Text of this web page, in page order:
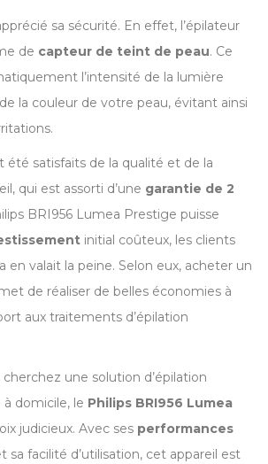
sa sécurité. En effet, l’épilateur
de capteur de teint de peau. Ce
l’intensité de la lumière
la couleur de votre peau, évitant ainsi
été satisfaits de la qualité et de la
qui est assorti d’une garantie de 2
BRI956 Lumea Prestige puisse
initial coûteux, les clients
en valait la peine. Selon eux, acheter un
de réaliser de belles économies à
aux traitements d’épilation
une solution d’épilation
domicile, le Philips BRI956 Lumea
judicieux. Avec ses performances
sa facilité d’utilisation, cet appareil est